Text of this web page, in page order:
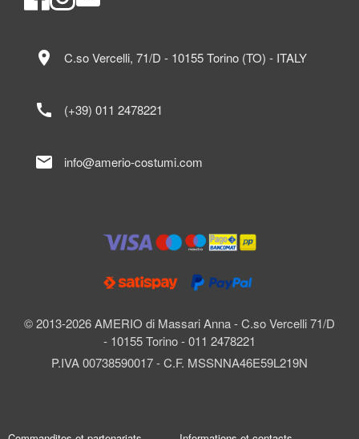
© 2013-2026 AMERIO di Massari Anna - C.so Vercelli 71/D
- 10155 Torino - 011 2478221
P.IVA 00738590017 - C.F. MSSNNA46E59L219N
location_on C.so Vercelli, 71/D - 10155 Torino (TO) - ITALY
call (+39) 011 2478221
mail info@amerio-costumi.com